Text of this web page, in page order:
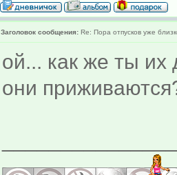
Заголовок сообщения: Re: Пора отпусков уже
ой... как же ты
они